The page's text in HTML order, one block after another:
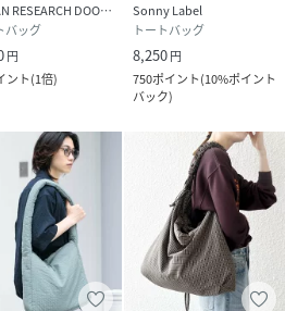
URBAN RESEARCH DOORS
バッグ
円
ント(1倍)
Sonny Label
トートバッグ
8,250円
750ポイント(10%ポイント
バック)